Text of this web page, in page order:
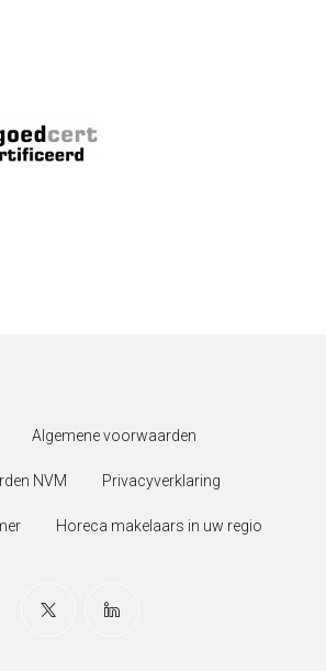
Algemene voorwaarden
NVM Privacyverklaring
Horeca makelaars in uw regio